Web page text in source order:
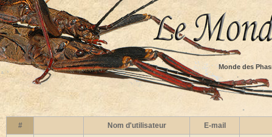
Monde des
# Nom d'utilisateur
E-mail